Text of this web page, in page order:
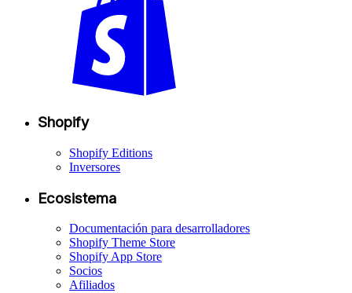
Shopify
Shopify Editions
Inversores
Ecosistema
Documentación para desarrolladores
Shopify Theme Store
Shopify App Store
Socios
Afiliados